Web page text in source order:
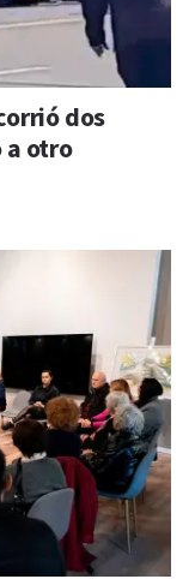
dos
a otro